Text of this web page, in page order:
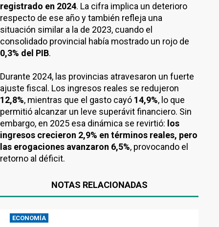
registrado en 2024. La cifra implica un deterioro
respecto de ese año y también refleja una
situación similar a la de 2023, cuando el
consolidado provincial había mostrado un rojo de
0,3% del PIB.
Durante 2024, las provincias atravesaron un fuerte
ajuste fiscal. Los ingresos reales se redujeron
12,8%, mientras que el gasto cayó 14,9%, lo que
permitió alcanzar un leve superávit financiero. Sin
embargo, en 2025 esa dinámica se revirtió: los
ingresos crecieron 2,9% en términos reales, pero
las erogaciones avanzaron 6,5%, provocando el
retorno al déficit.
NOTAS RELACIONADAS
ECONOMÍA